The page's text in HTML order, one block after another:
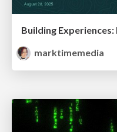
marktimemedia